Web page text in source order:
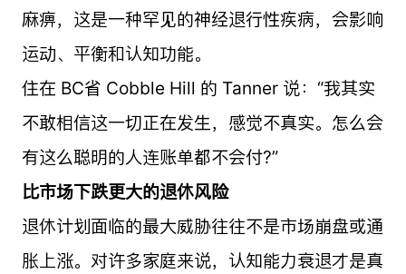
麻痹，这是一种罕见的神经退行性疾病，会影响
运动、平衡和认知功能。
住在 BC省 Cobble Hill 的 Tanner 说：“我其实
不敢相信这一切正在发生，感觉不真实。怎么会
有这么聪明的人连账单都不会付?”
比市场下跌更大的退休风险
退休计划面临的最大威胁往往不是市场崩盘或通
胀上涨。对许多家庭来说，认知能力衰退才是真